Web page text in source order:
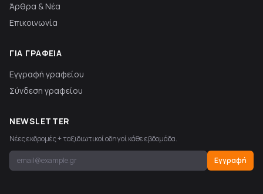
Άρθρα & Νέα
Επικοινωνία
ΓΙΑ ΓΡΑΦΕΊΑ
Εγγραφή γραφείου
Σύνδεση γραφείου
NEWSLETTER
Νέες εκδρομές + ταξιδιωτικοί οδηγοί κάθε εβδομάδα.
Εγγραφή